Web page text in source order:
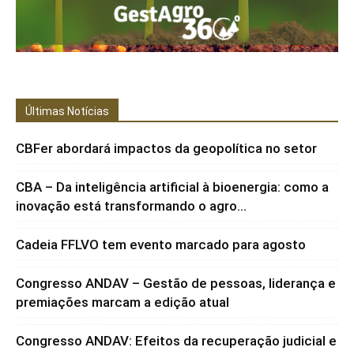
Últimas Notícias
CBFer abordará impactos da geopolítica no setor
CBA – Da inteligência artificial à bioenergia: como a
inovação está transformando o agro...
Cadeia FFLVO tem evento marcado para agosto
Congresso ANDAV – Gestão de pessoas, liderança e
premiações marcam a edição atual
Congresso ANDAV: Efeitos da recuperação judicial e